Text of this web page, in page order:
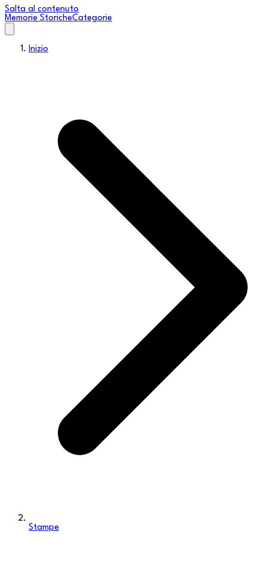
Salta al contenuto
Memorie StoricheCategorie
Inizio
Stampe